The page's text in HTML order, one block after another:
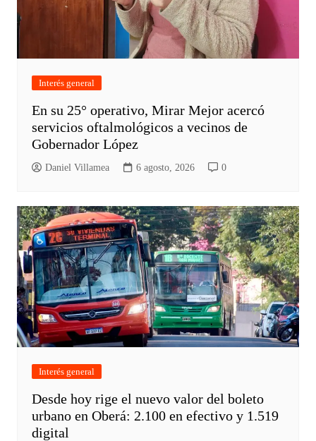
Interés general
En su 25° operativo, Mirar Mejor acercó
servicios oftalmológicos a vecinos de
Gobernador López
Daniel Villamea 6 agosto, 2026 0
Interés general
Desde hoy rige el nuevo valor del boleto
urbano en Oberá: 2.100 en efectivo y 1.519
digital